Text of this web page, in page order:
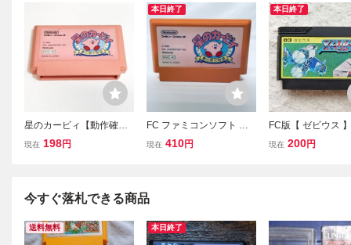
星のカービィ【動作確認
済】８本まで同梱可 簡
現在 198円
本日終了
FC ファミコンソフト 星
のカービィ 夢の泉の物
現在 410円
本日終了
FC版【 ゼビウス
確認済み★ファミ
現在 200円
今すぐ落札できる商品
送料無料 本日終了